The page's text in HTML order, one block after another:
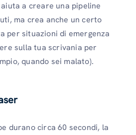
a creare una pipeline
ma crea anche un certo
per situazioni di emergenza
sulla tua scrivania per
quando sei malato).
durano circa 60 secondi, la